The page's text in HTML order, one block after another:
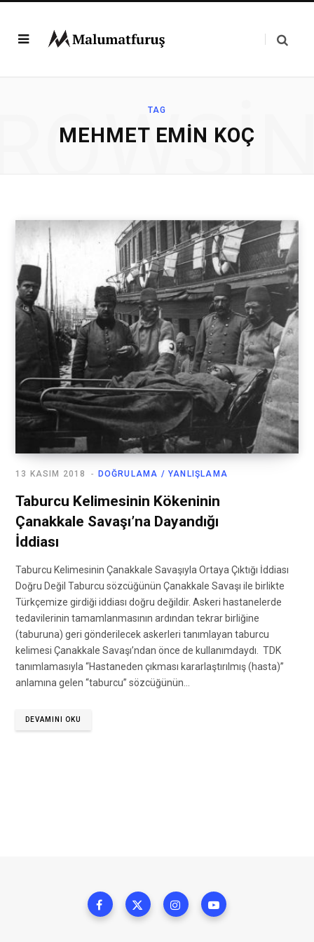
TAG
MEHMET EMIN KOÇ
DOĞRULAMA / YANLIŞLAMA
13 KASIM 2018
Taburcu Kelimesinin Kökeninin
Çanakkale Savaşı’na Dayandığı
İddiası
Taburcu Kelimesinin Çanakkale Savaşıyla Ortaya Çıktığı İddiası
Doğru Değil Taburcu sözcüğünün Çanakkale Savaşı ile birlikte
Türkçemize girdiği iddiası doğru değildir. Askeri hastanelerde
tedavilerinin tamamlanmasının ardından tekrar birliğine
(taburuna) geri gönderilecek askerleri tanımlayan taburcu
kelimesi Çanakkale Savaşı’ndan önce de kullanımdaydı. TDK
tanımlamasıyla “Hastaneden çıkması kararlaştırılmış (hasta)”
anlamına gelen “taburcu” sözcüğünün…
DEVAMINI OKU